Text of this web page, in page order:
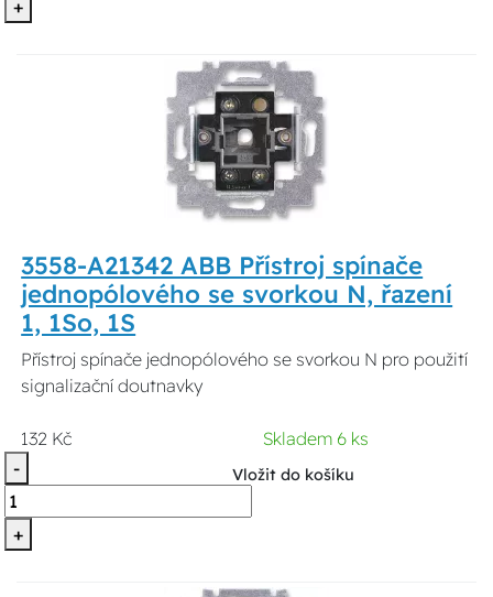
+
3558-A21342 ABB Přístroj spínače
jednopólového se svorkou N, řazení
1, 1So, 1S
Přístroj spínače jednopólového se svorkou N pro použití
signalizační doutnavky
132 Kč
Skladem 6 ks
-
+
Vložit do košíku